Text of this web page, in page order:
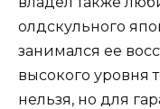
олдскульного
занимался ее
высокого уровня
нельзя, но для